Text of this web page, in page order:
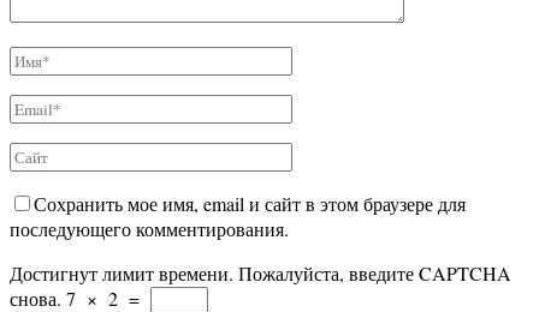
Сохранить мое имя, email и сайт в этом браузере для
последующего комментирования.
Достигнут лимит времени. Пожалуйста, введите CAPTCHA
снова. 7 × 2 =